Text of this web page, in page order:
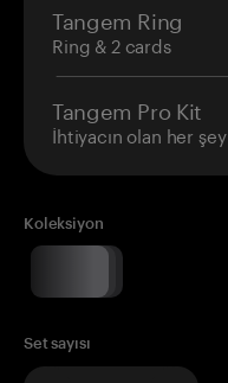
Tangem Ring
Ring & 2 cards
Tangem Pro Kit
İhtiyacın olan her şey
Koleksiyon
Set sayısı